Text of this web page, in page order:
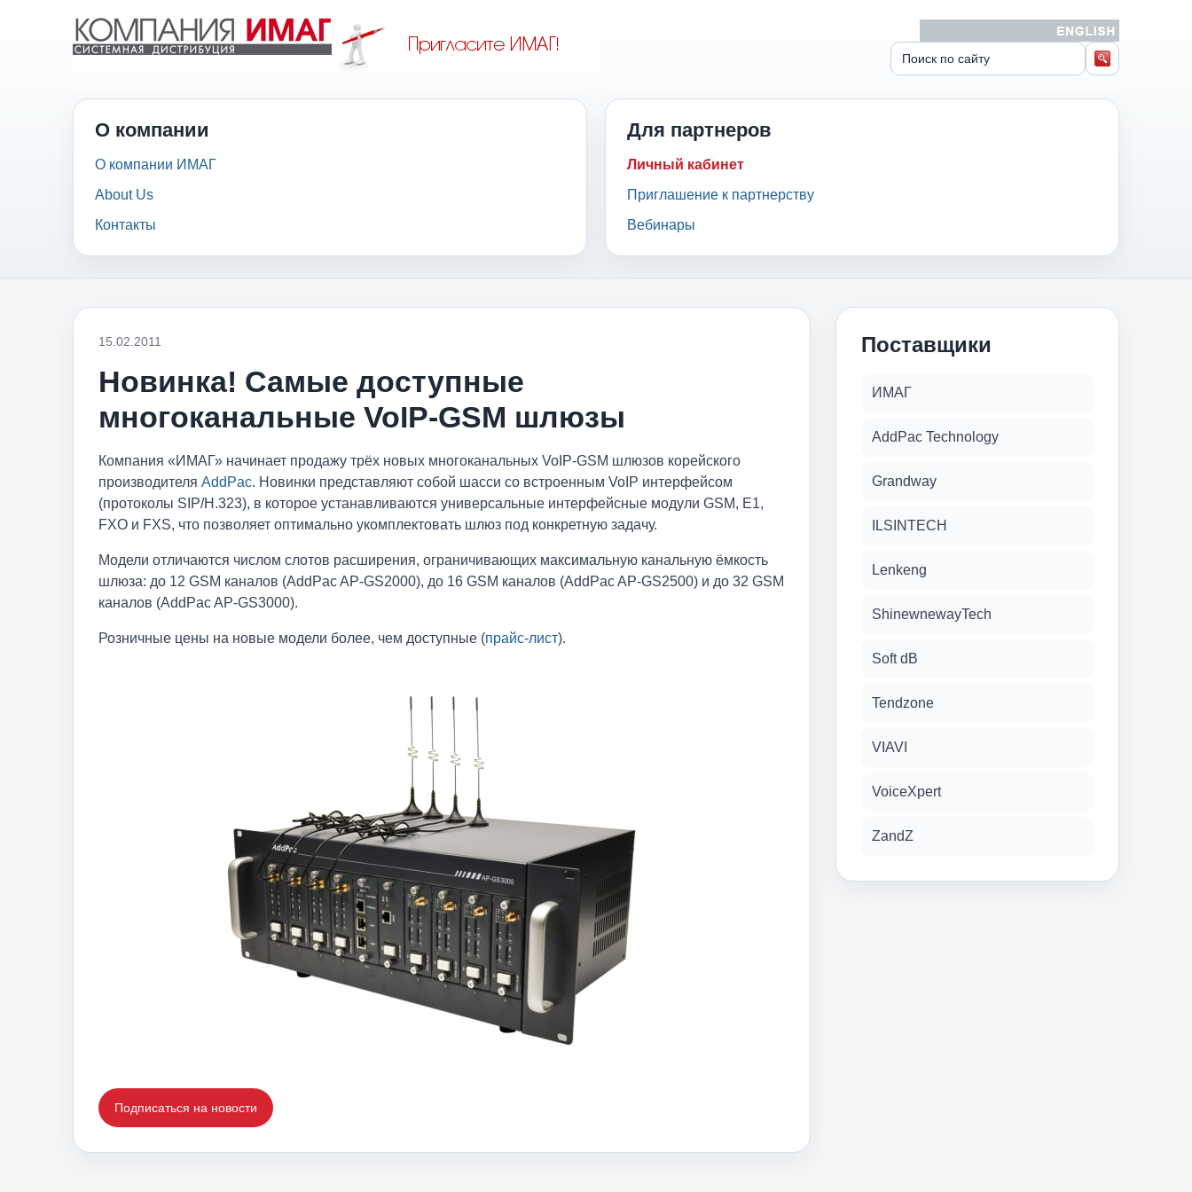
О компании
О компании ИМАГ
About Us
Контакты
Для партнеров
Личный кабинет
Приглашение к партнерству
Вебинары
15.02.2011
Новинка! Самые доступные
многоканальные VoIP-GSM шлюзы
Компания «ИМАГ» начинает продажу трёх новых многоканальных VoIP-GSM шлюзов корейского
производителя AddPac. Новинки представляют собой шасси со встроенным VoIP интерфейсом
(протоколы SIP/H.323), в которое устанавливаются универсальные интерфейсные модули GSM, E1,
FXO и FXS, что позволяет оптимально укомплектовать шлюз под конкретную задачу.
Модели отличаются числом слотов расширения, ограничивающих максимальную канальную ёмкость
шлюза: до 12 GSM каналов (AddPac AP-GS2000), до 16 GSM каналов (AddPac AP-GS2500) и до 32 GSM
каналов (AddPac AP-GS3000).
Розничные цены на новые модели более, чем доступные (прайс-лист).
Подписаться на новости
Поставщики
ИМАГ
AddPac Technology
Grandway
ILSINTECH
Lenkeng
ShinewnewayTech
Soft dB
Tendzone
VIAVI
VoiceXpert
ZandZ